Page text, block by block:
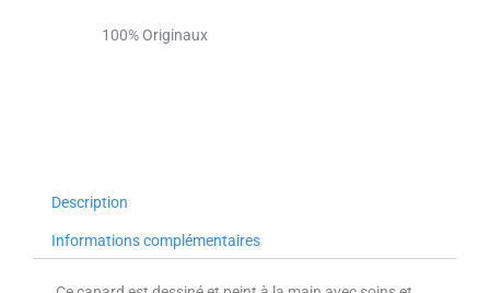
100% Originaux
Description
Informations complémentaires